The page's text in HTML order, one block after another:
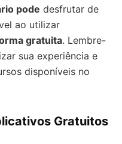
pode desfrutar de
ao utilizar
gratuita. Lembre-
sua experiência e
disponíveis no
Gratuitos